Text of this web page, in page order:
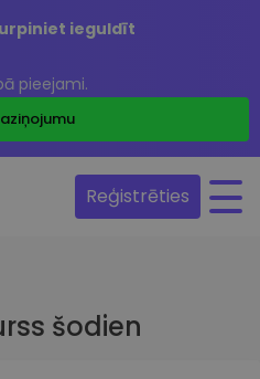
ieguldīt
pieejami.
Reģistrēties
šodien